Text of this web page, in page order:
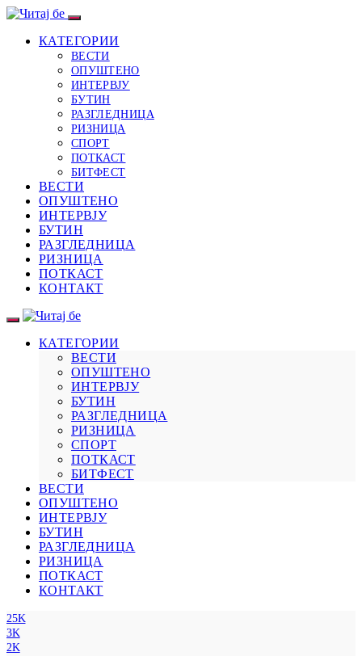
КАТЕГОРИИ
ВЕСТИ
ОПУШТЕНО
ИНТЕРВЈУ
БУТИН
РАЗГЛЕДНИЦА
РИЗНИЦА
СПОРТ
ПОТКАСТ
БИТФЕСТ
ВЕСТИ
ОПУШТЕНО
ИНТЕРВЈУ
БУТИН
РАЗГЛЕДНИЦА
РИЗНИЦА
ПОТКАСТ
КОНТАКТ
КАТЕГОРИИ
ВЕСТИ
ОПУШТЕНО
ИНТЕРВЈУ
БУТИН
РАЗГЛЕДНИЦА
РИЗНИЦА
СПОРТ
ПОТКАСТ
БИТФЕСТ
ВЕСТИ
ОПУШТЕНО
ИНТЕРВЈУ
БУТИН
РАЗГЛЕДНИЦА
РИЗНИЦА
ПОТКАСТ
КОНТАКТ
25K
3K
2K